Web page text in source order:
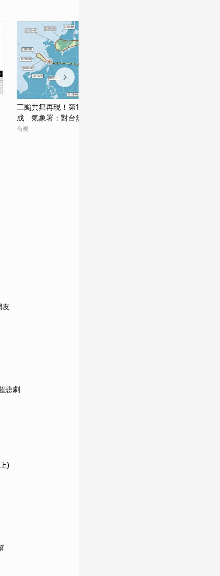
三颱共舞再現！第16號颱風「琵鷺」生
成 氣象署：對台無直接影響
台視
友
悲劇
)